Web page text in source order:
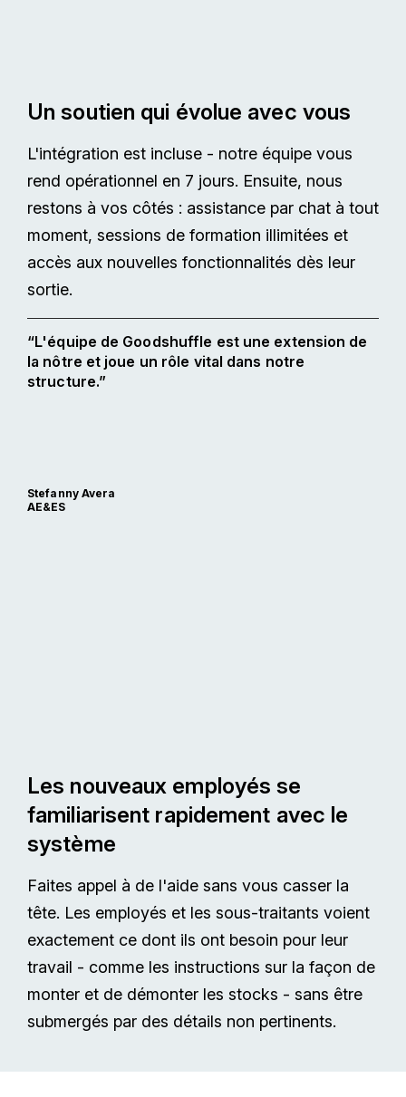
Un soutien qui évolue avec vous
L'intégration est incluse - notre équipe vous
rend opérationnel en 7 jours. Ensuite, nous
restons à vos côtés : assistance par chat à tout
moment, sessions de formation illimitées et
accès aux nouvelles fonctionnalités dès leur
sortie.
“L'équipe de Goodshuffle est une extension de
la nôtre et joue un rôle vital dans notre
structure.”
Stefanny Avera
AE&ES
Les nouveaux employés se
familiarisent rapidement avec le
système
Faites appel à de l'aide sans vous casser la
tête. Les employés et les sous-traitants voient
exactement ce dont ils ont besoin pour leur
travail - comme les instructions sur la façon de
monter et de démonter les stocks - sans être
submergés par des détails non pertinents.